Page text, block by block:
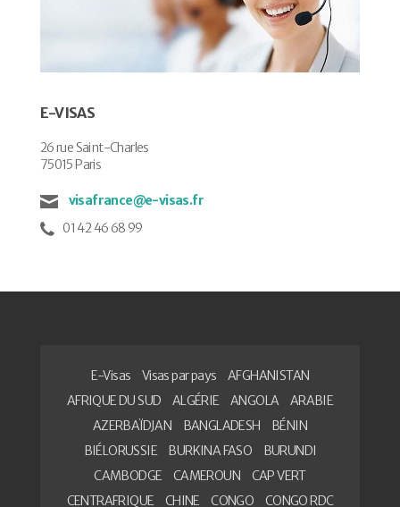
E-VISAS
26 rue Saint-Charles
75015 Paris
visafrance@e-visas.fr
01 42 46 68 99
E-Visas Visas par pays
AFGHANISTAN
AFRIQUE DU SUD
ALGÉRIE ANGOLA
ARABIE
AZERBAÏDJAN
BANGLADESH
BÉNIN
BIÉLORUSSIE
BURKINA FASO
BURUNDI
CAMBODGE
CAMEROUN
CAP VERT
CENTRAFRIQUE
CHINE CONGO
CONGO RDC